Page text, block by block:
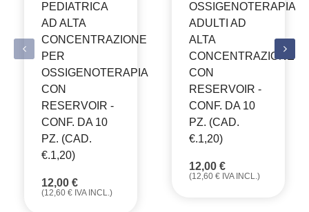
PEDIATRICA
AD ALTA
CONCENTRAZIONE
PER
OSSIGENOTERAPIA
CON
RESERVOIR -
CONF. DA 10
PZ. (CAD.
€.1,20)
12,00 €
(12,60 € IVA INCL.)
OSSIGENOTERAPIA
ADULTI AD
ALTA
CONCENTRAZIONE
CON
RESERVOIR -
CONF. DA 10
PZ. (CAD.
€.1,20)
12,00 €
(12,60 € IVA INCL.)